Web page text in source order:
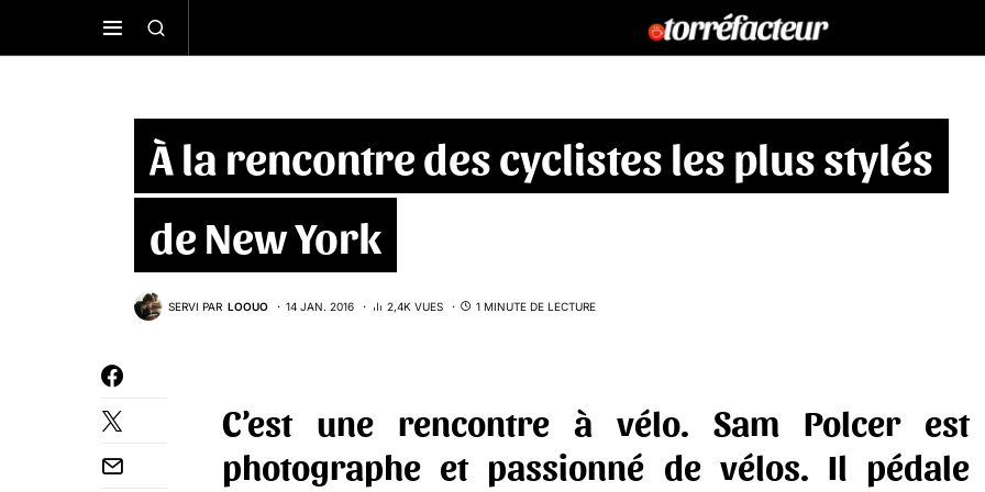
À la rencontre des cyclistes les plus stylés
de New York
SERVI PAR LOOUO 14 JAN. 2016 2,4K VUES 1 MINUTE DE LECTURE
C’est une rencontre à vélo. Sam Polcerest
photographe et passionné de vélos. Il pédale